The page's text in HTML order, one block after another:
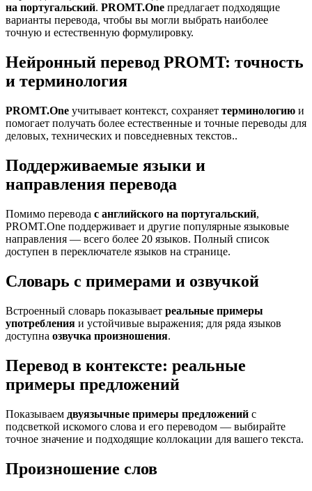
на португальский. PROMT.One предлагает подходящие
варианты перевода, чтобы вы могли выбрать наиболее
точную и естественную формулировку.
Нейронный перевод PROMT: точность
и терминология
PROMT.One учитывает контекст, сохраняет терминологию и
помогает получать более естественные и точные переводы для
деловых, технических и повседневных текстов..
Поддерживаемые языки и
направления перевода
Помимо перевода с английского на португальский,
PROMT.One поддерживает и другие популярные языковые
направления — всего более 20 языков. Полный список
доступен в переключателе языков на странице.
Словарь с примерами и озвучкой
Встроенный словарь показывает реальные примеры
употребления и устойчивые выражения; для ряда языков
доступна озвучка произношения.
Перевод в контексте: реальные
примеры предложений
Показываем двуязычные примеры предложений с
подсветкой искомого слова и его переводом — выбирайте
точное значение и подходящие коллокации для вашего текста.
Произношение слов